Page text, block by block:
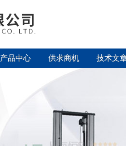
产品中心 供求商机 技术文